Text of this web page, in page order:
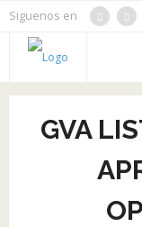
Siguenos en
Inicio
Oposiciones
GVA